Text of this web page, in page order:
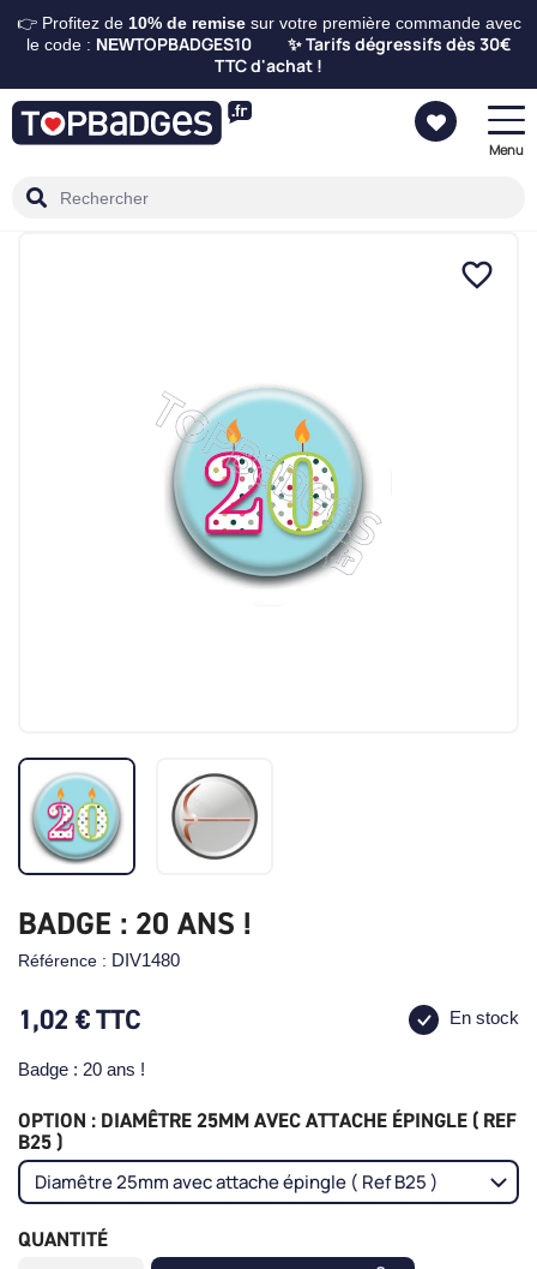
👉 Profitez de 10% de remisesur votre première commande avec
le code : NEWTOPBADGES10 ✨ Tarifs dégressifs dès 30€
TTC d'achat !
Menu
favorite_border
BADGE : 20 ANS !
Référence : DIV1480
1,02 €TTC En stock
Badge : 20 ans !
OPTION : DIAMÊTRE 25MM AVEC ATTACHE ÉPINGLE ( REF
B25 )
QUANTITÉ